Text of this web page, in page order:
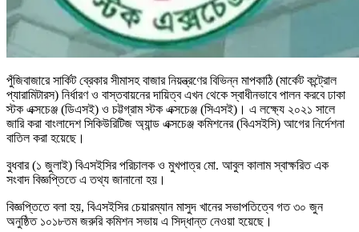
পুঁজিবাজারে সার্কিট ব্রেকার সীমাসহ বাজার নিয়ন্ত্রণের বিভিন্ন মাপকাঠি (মার্কেট কন্ট্রোল
প্যারামিটারস) নির্ধারণ ও বাস্তবায়নের দায়িত্ব এখন থেকে স্বাধীনভাবে পালন করবে ঢাকা
স্টক এক্সচেঞ্জ (ডিএসই) ও চট্টগ্রাম স্টক এক্সচেঞ্জ (সিএসই)। এ লক্ষ্যে ২০২১ সালে
জারি করা বাংলাদেশ সিকিউরিটিজ অ্যান্ড এক্সচেঞ্জ কমিশনের (বিএসইসি) আগের নির্দেশনা
বাতিল করা হয়েছে।
বুধবার (১ জুলাই) বিএসইসির পরিচালক ও মুখপাত্র মো. আবুল কালাম স্বাক্ষরিত এক
সংবাদ বিজ্ঞপ্তিতে এ তথ্য জানানো হয়।
বিজ্ঞপ্তিতে বলা হয়, বিএসইসির চেয়ারম্যান মাসুদ খানের সভাপতিত্বে গত ৩০ জুন
অনুষ্ঠিত ১০১৮তম জরুরি কমিশন সভায় এ সিদ্ধান্ত নেওয়া হয়েছে।